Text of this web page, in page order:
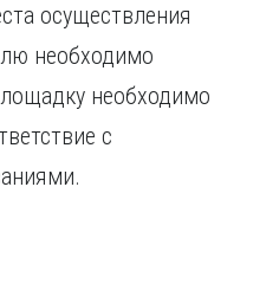
осуществления
необходимо
необходимо
с